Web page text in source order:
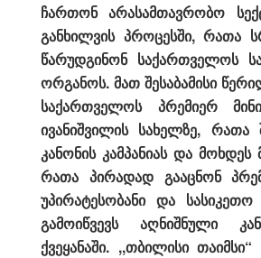
ჩართონ არასამთავრობო
განხილვის პროცესში, რათა
წარუდგინონ საქართველოს
ორგანოს. მათ შესაბამისი
საქართველოს პრემიერ
ივანიშვილის სახელზე, რათა
კანონის კამპანიას და მოხდეს
რათა პირადად გააცნონ
უპირატესობანი და
გამოიწვევს აღნიშნული
ქვეყანაში. ,,თბილისი თაიმსი“